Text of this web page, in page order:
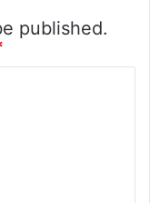
published.